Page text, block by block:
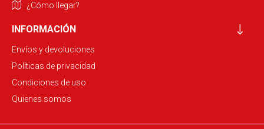
¿Cómo llegar?
INFORMACIÓN
Envíos y devoluciones
Políticas de privacidad
Condiciones de uso
Quienes somos